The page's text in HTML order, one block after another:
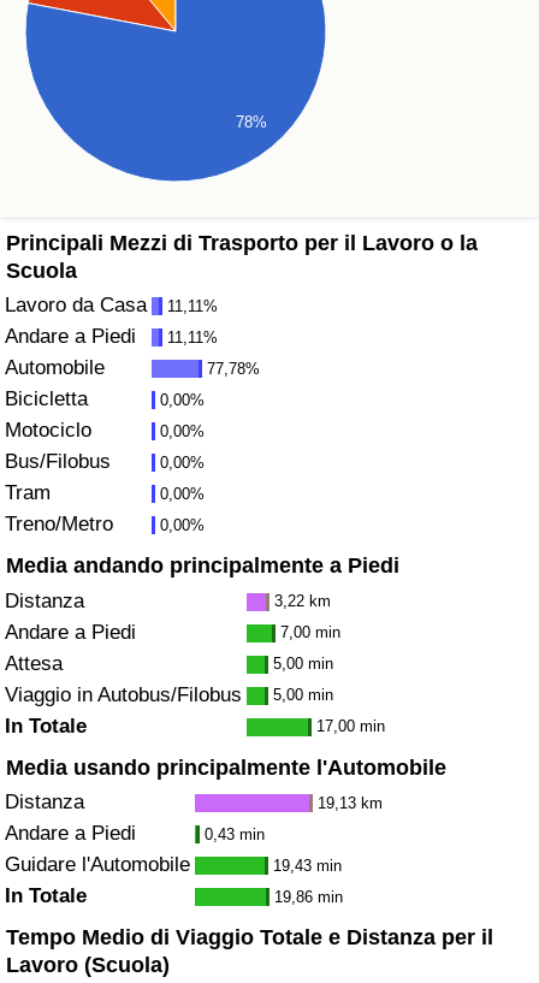
78%
Principali Mezzi di Trasporto per il Lavoro o la
Scuola
Lavoro da Casa 11,11%
Andare a Piedi 11,11%
Automobile 77,78%
Bicicletta 0,00%
Motociclo 0,00%
Bus/Filobus 0,00%
Tram 0,00%
Treno/Metro 0,00%
Media andando principalmente a Piedi
Distanza 3,22 km
Andare a Piedi 7,00 min
Attesa 5,00 min
Viaggio in Autobus/Filobus 5,00 min
In Totale 17,00 min
Media usando principalmente l'Automobile
Distanza 19,13 km
Andare a Piedi 0,43 min
Guidare l'Automobile 19,43 min
In Totale 19,86 min
Tempo Medio di Viaggio Totale e Distanza per il
Lavoro (Scuola)
Indice dell’Assistenza Sanitaria (Corrente)
Indice dell’Assistenza Sanitaria
Indice dell’Assistenza Sanitaria per
Nazione
Inquinamento
Indice dell’Inquinamento (Corrente)
Indice di inquinamento
Indice dell’Inquinamento per Nazione
Traffico
Indice del Traffico
Indice del traffico (Corrente)
Indice del traffico per Nazione